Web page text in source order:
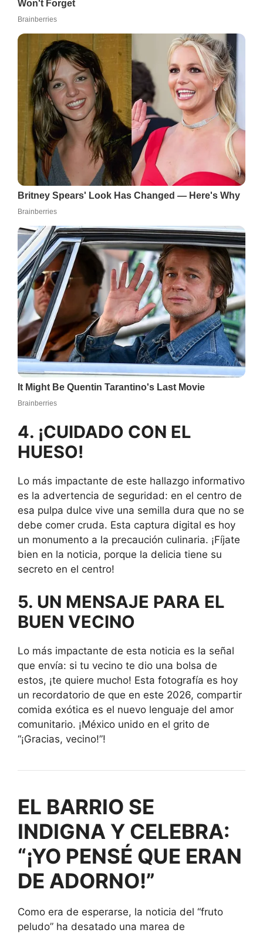
4. ¡CUIDADO CON EL
HUESO!
Lo más impactante de este hallazgo informativo
es la advertencia de seguridad: en el centro de
esa pulpa dulce vive una semilla dura que no se
debe comer cruda. Esta captura digital es hoy
un monumento a la precaución culinaria. ¡Fíjate
bien en la noticia, porque la delicia tiene su
secreto en el centro!
5. UN MENSAJE PARA EL
BUEN VECINO
Lo más impactante de esta noticia es la señal
que envía: si tu vecino te dio una bolsa de
estos, ¡te quiere mucho! Esta fotografía es hoy
un recordatorio de que en este 2026, compartir
comida exótica es el nuevo lenguaje del amor
comunitario. ¡México unido en el grito de
“¡Gracias, vecino!”!
EL BARRIO SE
INDIGNA Y CELEBRA:
“¡YO PENSÉ QUE ERAN
DE ADORNO!”
Como era de esperarse, la noticia del “fruto
peludo” ha desatado una marea de